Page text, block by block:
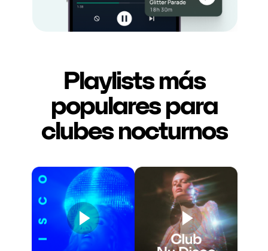
Playlists más
populares para
clubes nocturnos